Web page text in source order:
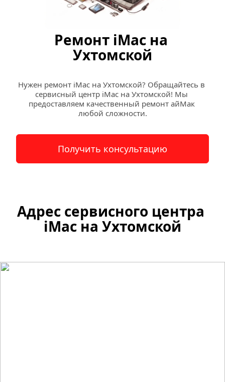
Ремонт iMac на
Ухтомской
Нужен ремонт iMac на Ухтомской? Обращайтесь в
сервисный центр iMac на Ухтомской! Мы
предоставляем качественный ремонт айМак
любой сложности.
Получить консультацию
Адрес сервисного центра
iMac на Ухтомской